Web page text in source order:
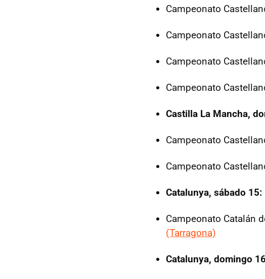
Campeonato
Campeonato
Campeonato
Campeonato
Castilla La Mancha,
Campeonato
Campeonato
Catalunya, sábado 15:
Campeonato Catalán
(Tarragona)
Catalunya, domingo